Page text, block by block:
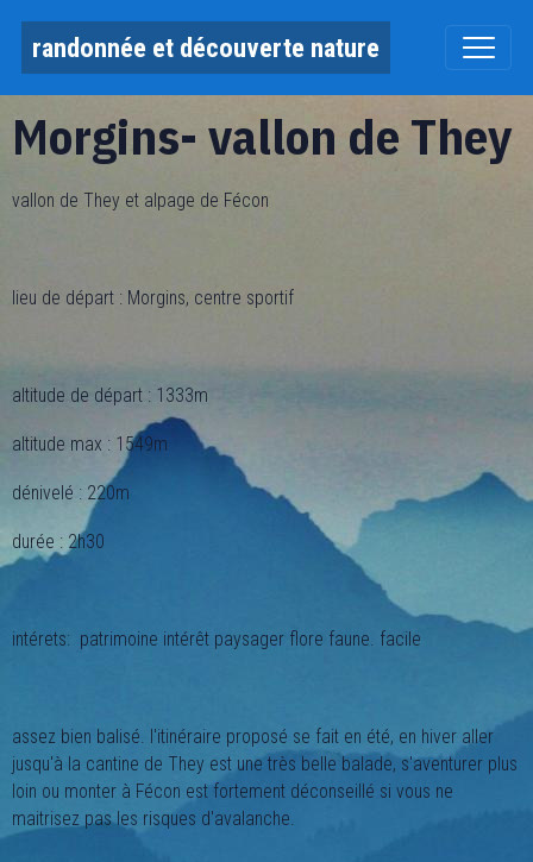
randonnée et découverte nature
Morgins- vallon de They
vallon de They et alpage de Fécon
lieu de départ : Morgins, centre sportif
altitude de départ : 1333m
altitude max : 1549m
dénivelé : 220m
durée : 2h30
intérets: patrimoine intérêt paysager flore faune. facile
assez bien balisé. l'itinéraire proposé se fait en été, en hiver aller
jusqu'à la cantine de They est une très belle balade, s'aventurer plus
loin ou monter à Fécon est fortement déconseillé si vous ne
maitrisez pas les risques d'avalanche.